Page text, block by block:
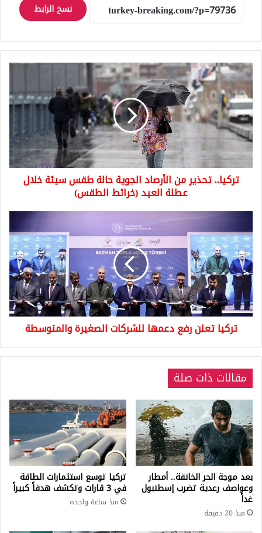
نسخ الرابط
تركيا..
تحذير
من
الأرصاد
الجوية
حالة
طقس
سيئة
خلال
عطلة
الطقس)
تركيا.. تحذير من الأرصاد الجوية حالة طقس سيئة خلال
عطلة العيد (خرائط الطقس)
تعلن
رفع
دعمها
للشركات
الصغيرة
والمتوسطة
تركيا تعلن رفع دعمها للشركات الصغيرة والمتوسطة
مقالات ذات صلة
بعد موجة الحر الخانقة.. أمطار
وعواصف رعدية تضرب إسطنبول
غداً
منذ 20 دقيقة
تركيا توسع استثمارات الطاقة
في 3 قارات وتكشف هدفاً كبيراً
منذ ساعة واحدة